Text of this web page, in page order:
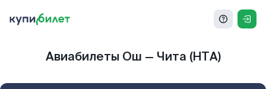
Авиабилеты Ош — Чита (HTA)